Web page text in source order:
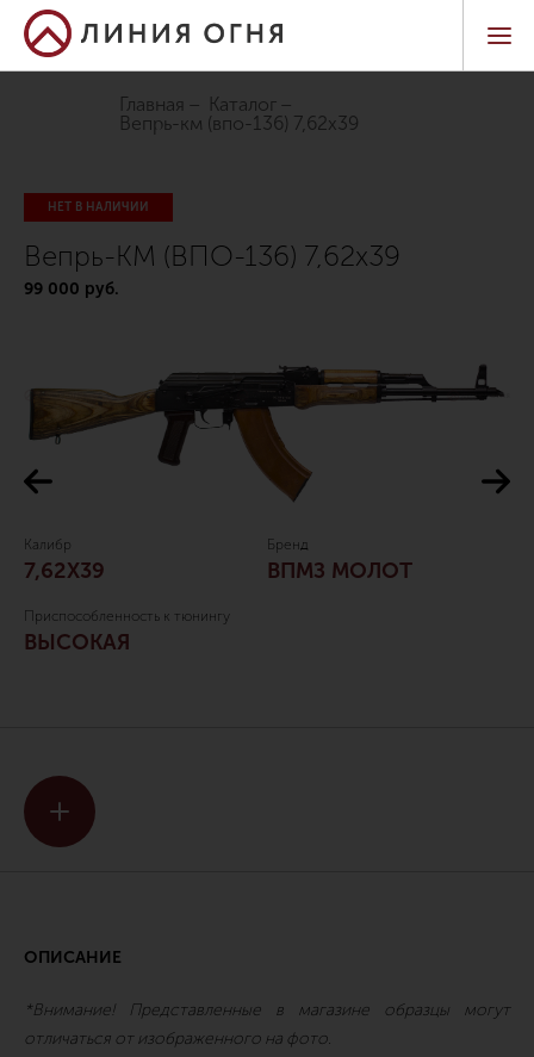
Главная
Каталог
вепрь-км (впо-136) 7,62х39
НЕТ В НАЛИЧИИ
Вепрь-КМ (ВПО-136) 7,62х39
99 000 руб.
Калибр
7,62Х39
Бренд
ВПМЗ МОЛОТ
Приспособленность к тюнингу
ВЫСОКАЯ
ОПИСАНИЕ
*Внимание! Представленные в магазине образцы могут
отличаться от изображенного на фото.